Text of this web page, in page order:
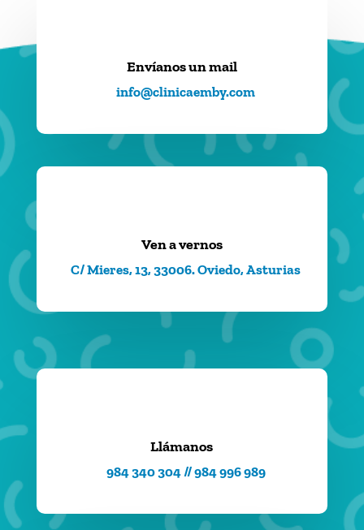
Envíanos un mail
info@clinicaemby.com
Ven a vernos
C/ Mieres, 13, 33006. Oviedo, Asturias
Llámanos
984 340 304 // 984 996 989